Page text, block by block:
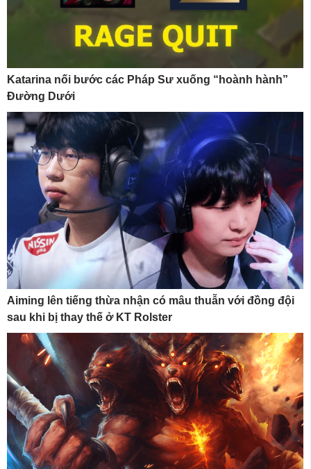
Katarina nối bước các Pháp Sư xuống “hoành hành”
Đường Dưới
Aiming lên tiếng thừa nhận có mâu thuẫn với đồng đội
sau khi bị thay thế ở KT Rolster